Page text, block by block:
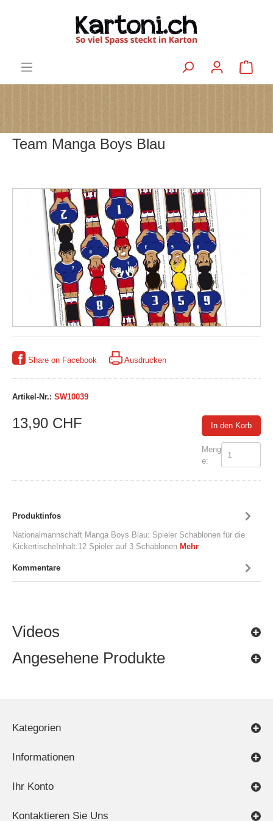
Videos
Angesehene Produkte
Team Manga Boys Blau
Share on Facebook Ausdrucken
Artikel-Nr.: SW10039
13,90 CHF
Meng
e:
In den Korb
Produktinfos
Nationalmannschaft Manga Boys Blau: Spieler Schablonen für die
KickertischeInhalt:12 Spieler auf 3 Schablonen Mehr
Kommentare
Kontaktieren Sie Uns
Kategorien
Informationen
Ihr Konto